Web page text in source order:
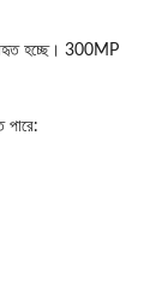
হচ্ছে। 300MP
পারে: